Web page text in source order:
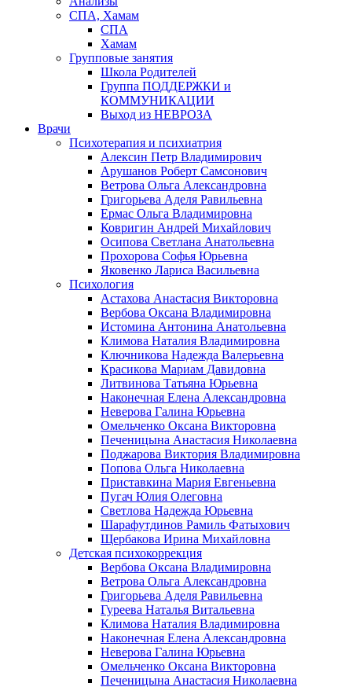
СПА, Хамам
СПА
Хамам
Групповые занятия
Школа Родителей
Группа ПОДДЕРЖКИ и
КОММУНИКАЦИИ
Выход из НЕВРОЗА
Врачи
Психотерапия и психиатрия
Алексин Петр Владимирович
Арушанов Роберт Самсонович
Ветрова Ольга Александровна
Григорьева Аделя Равильевна
Ермас Ольга Владимировна
Ковригин Андрей Михайлович
Осипова Светлана Анатольевна
Прохорова Софья Юрьевна
Яковенко Лариса Васильевна
Психология
Астахова Анастасия Викторовна
Вербова Оксана Владимировна
Истомина Антонина Анатольевна
Климова Наталия Владимировна
Ключникова Надежда Валерьевна
Красикова Мариам Давидовна
Литвинова Татьяна Юрьевна
Наконечная Елена Александровна
Неверова Галина Юрьевна
Омельченко Оксана Викторовна
Печеницына Анастасия Николаевна
Поджарова Виктория Владимировна
Попова Ольга Николаевна
Приставкина Мария Евгеньевна
Пугач Юлия Олеговна
Светлова Надежда Юрьевна
Шарафутдинов Рамиль Фатыхович
Щербакова Ирина Михайловна
Детская психокоррекция
Вербова Оксана Владимировна
Ветрова Ольга Александровна
Григорьева Аделя Равильевна
Гуреева Наталья Витальевна
Климова Наталия Владимировна
Наконечная Елена Александровна
Неверова Галина Юрьевна
Омельченко Оксана Викторовна
Печеницына Анастасия Николаевна